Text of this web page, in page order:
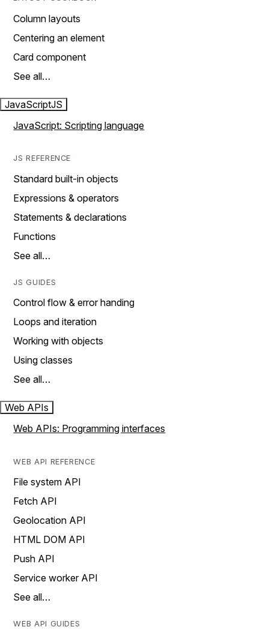
Column layouts
Centering an element
Card component
See all…
JavaScriptJS
JavaScript: Scripting language
JS REFERENCE
Standard built-in objects
Expressions & operators
Statements & declarations
Functions
See all…
JS GUIDES
Control flow & error handing
Loops and iteration
Working with objects
Using classes
See all…
Web APIs
Web APIs: Programming interfaces
WEB API REFERENCE
File system API
Fetch API
Geolocation API
HTML DOM API
Push API
Service worker API
See all…
WEB API GUIDES